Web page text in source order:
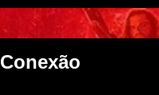
Conexão